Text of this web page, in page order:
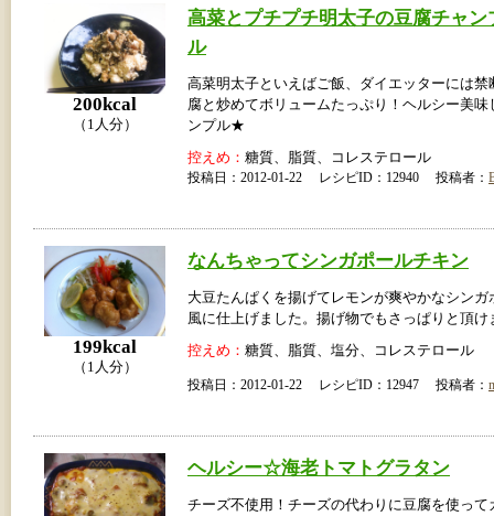
200kcal
（1人分）
高菜とプチプチ明太子の豆腐チャン
ル
高菜明太子といえばご飯、ダイエッターには禁
腐と炒めてボリュームたっぷり！ヘルシー美味
ンプル★
控えめ： 糖質、脂質、コレステロール
投稿日：2012-01-22 レシピID：12940 投稿者：
199kcal
（1人分）
なんちゃってシンガポールチキン
大豆たんぱくを揚げてレモンが爽やかなシンガ
風に仕上げました。揚げ物でもさっぱりと頂け
控えめ： 糖質、脂質、塩分、コレステロール
投稿日：2012-01-22 レシピID：12947 投稿者：
ヘルシー☆海老トマトグラタン
チーズ不使用！チーズの代わりに豆腐を使って